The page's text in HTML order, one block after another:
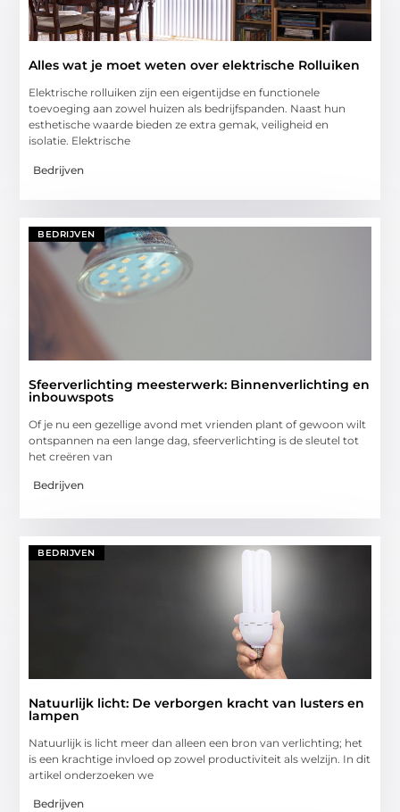
Alles wat je moet weten over elektrische Rolluiken
Elektrische rolluiken zijn een eigentijdse en functionele
toevoeging aan zowel huizen als bedrijfspanden. Naast hun
esthetische waarde bieden ze extra gemak, veiligheid en
isolatie. Elektrische
Bedrijven
BEDRIJVEN
Sfeerverlichting meesterwerk: Binnenverlichting en
inbouwspots
Of je nu een gezellige avond met vrienden plant of gewoon wilt
ontspannen na een lange dag, sfeerverlichting is de sleutel tot
het creëren van
Bedrijven
BEDRIJVEN
Natuurlijk licht: De verborgen kracht van lusters en
lampen
Natuurlijk is licht meer dan alleen een bron van verlichting; het
is een krachtige invloed op zowel productiviteit als welzijn. In dit
artikel onderzoeken we
Bedrijven